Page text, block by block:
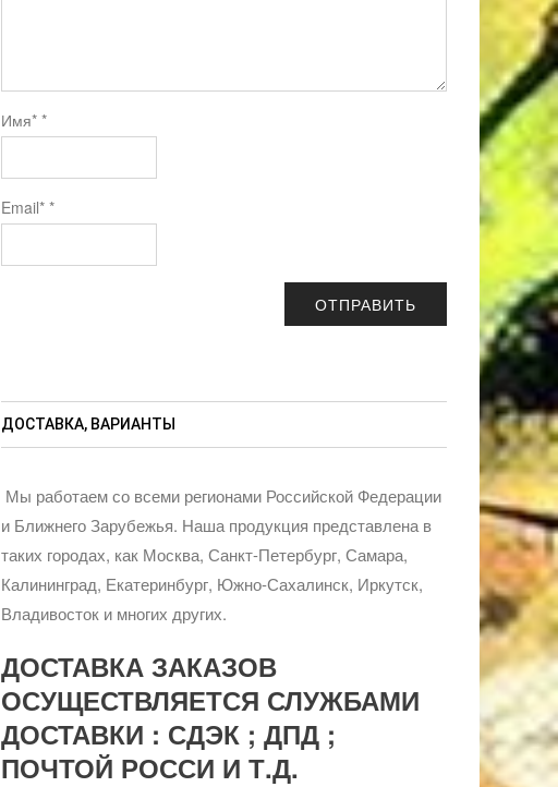
Имя**
Email**
ДОСТАВКА, ВАРИАНТЫ
Мы работаем со всеми регионами Российской Федерации
и Ближнего Зарубежья. Наша продукция представлена в
таких городах, как Москва, Санкт-Петербург, Самара,
Калининград, Екатеринбург, Южно-Сахалинск, Иркутск,
Владивосток и многих других.
ДОСТАВКА ЗАКАЗОВ
ОСУЩЕСТВЛЯЕТСЯ СЛУЖБАМИ
ДОСТАВКИ : СДЭК ; ДПД ;
ПОЧТОЙ РОССИ И Т.Д.